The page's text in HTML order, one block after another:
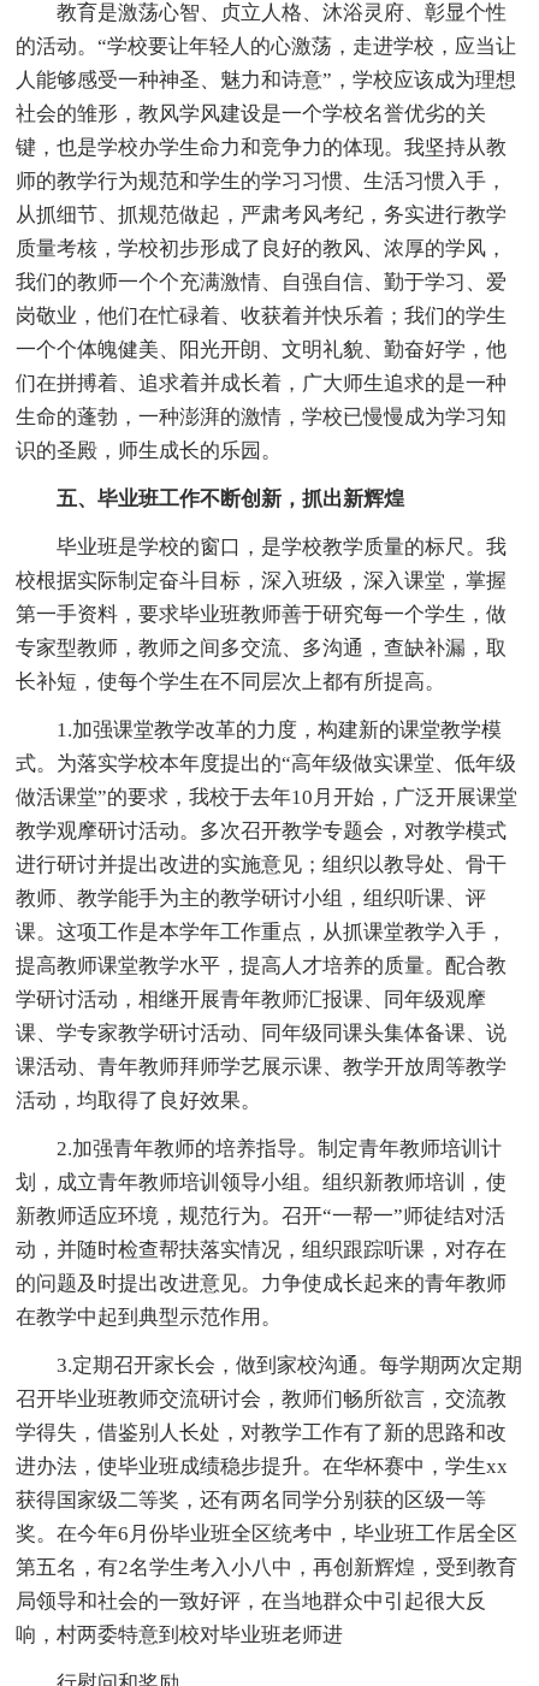
教育是激荡心智、贞立人格、沐浴灵府、彰显个性
的活动。“学校要让年轻人的心激荡，走进学校，应当让
人能够感受一种神圣、魅力和诗意”，学校应该成为理想
社会的雏形，教风学风建设是一个学校名誉优劣的关
键，也是学校办学生命力和竞争力的体现。我坚持从教
师的教学行为规范和学生的学习习惯、生活习惯入手，
从抓细节、抓规范做起，严肃考风考纪，务实进行教学
质量考核，学校初步形成了良好的教风、浓厚的学风，
我们的教师一个个充满激情、自强自信、勤于学习、爱
岗敬业，他们在忙碌着、收获着并快乐着；我们的学生
一个个体魄健美、阳光开朗、文明礼貌、勤奋好学，他
们在拼搏着、追求着并成长着，广大师生追求的是一种
生命的蓬勃，一种澎湃的激情，学校已慢慢成为学习知
识的圣殿，师生成长的乐园。
五、毕业班工作不断创新，抓出新辉煌
毕业班是学校的窗口，是学校教学质量的标尺。我
校根据实际制定奋斗目标，深入班级，深入课堂，掌握
第一手资料，要求毕业班教师善于研究每一个学生，做
专家型教师，教师之间多交流、多沟通，查缺补漏，取
长补短，使每个学生在不同层次上都有所提高。
1.加强课堂教学改革的力度，构建新的课堂教学模
式。为落实学校本年度提出的“高年级做实课堂、低年级
做活课堂”的要求，我校于去年10月开始，广泛开展课堂
教学观摩研讨活动。多次召开教学专题会，对教学模式
进行研讨并提出改进的实施意见；组织以教导处、骨干
教师、教学能手为主的教学研讨小组，组织听课、评
课。这项工作是本学年工作重点，从抓课堂教学入手，
提高教师课堂教学水平，提高人才培养的质量。配合教
学研讨活动，相继开展青年教师汇报课、同年级观摩
课、学专家教学研讨活动、同年级同课头集体备课、说
课活动、青年教师拜师学艺展示课、教学开放周等教学
活动，均取得了良好效果。
2.加强青年教师的培养指导。制定青年教师培训计
划，成立青年教师培训领导小组。组织新教师培训，使
新教师适应环境，规范行为。召开“一帮一”师徒结对活
动，并随时检查帮扶落实情况，组织跟踪听课，对存在
的问题及时提出改进意见。力争使成长起来的青年教师
在教学中起到典型示范作用。
3.定期召开家长会，做到家校沟通。每学期两次定期
召开毕业班教师交流研讨会，教师们畅所欲言，交流教
学得失，借鉴别人长处，对教学工作有了新的思路和改
进办法，使毕业班成绩稳步提升。在华杯赛中，学生xx
获得国家级二等奖，还有两名同学分别获的区级一等
奖。在今年6月份毕业班全区统考中，毕业班工作居全区
第五名，有2名学生考入小八中，再创新辉煌，受到教育
局领导和社会的一致好评，在当地群众中引起很大反
响，村两委特意到校对毕业班老师进